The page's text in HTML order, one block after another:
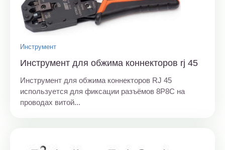
Инструмент
Инструмент для обжима коннекторов rj 45
Инструмент для обжима коннекторов RJ 45
используется для фиксации разъёмов 8Р8С на
проводах витой...